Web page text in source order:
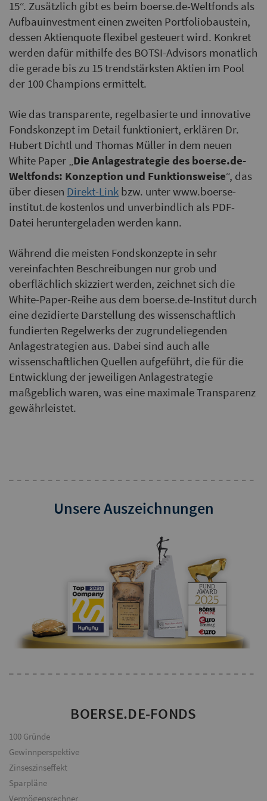
15“. Zusätzlich gibt es beim boerse.de-Weltfonds als
Aufbauinvestment einen zweiten Portfoliobaustein,
dessen Aktienquote flexibel gesteuert wird. Konkret
werden dafür mithilfe des BOTSI-Advisors monatlich
die gerade bis zu 15 trendstärksten Aktien im Pool
der 100 Champions ermittelt.
Wie das transparente, regelbasierte und innovative
Fondskonzept im Detail funktioniert, erklären Dr.
Hubert Dichtl und Thomas Müller in dem neuen
White Paper „Die Anlagestrategie des boerse.de-
Weltfonds: Konzeption und Funktionsweise“, das
über diesen Direkt-Link bzw. unter www.boerse-
institut.de kostenlos und unverbindlich als PDF-
Datei heruntergeladen werden kann.
Während die meisten Fondskonzepte in sehr
vereinfachten Beschreibungen nur grob und
oberflächlich skizziert werden, zeichnet sich die
White-Paper-Reihe aus dem boerse.de-Institut durch
eine dezidierte Darstellung des wissenschaftlich
fundierten Regelwerks der zugrundeliegenden
Anlagestrategien aus. Dabei sind auch alle
wissenschaftlichen Quellen aufgeführt, die für die
Entwicklung der jeweiligen Anlagestrategie
maßgeblich waren, was eine maximale Transparenz
gewährleistet.
Unsere Auszeichnungen
BOERSE.DE-FONDS
100 Gründe
Gewinnperspektive
Zinseszinseffekt
Sparpläne
Vermögensrechner